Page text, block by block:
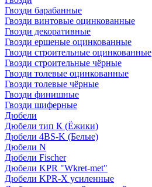
Гвозди барабанные
Гвозди винтовые оцинкованные
Гвозди декоративные
Гвозди ершеные оцинкованные
Гвозди строительные оцинкованные
Гвозди строительные чёрные
Гвозди толевые оцинкованные
Гвозди толевые чёрные
Гвозди финишные
Гвозди шиферные
Дюбели
Дюбели тип К (Ёжики)
Дюбели 4BS-K (Белые)
Дюбели N
Дюбели Fischer
Дюбели KPR "Wkret-met"
Дюбели KPR-Х усиленные